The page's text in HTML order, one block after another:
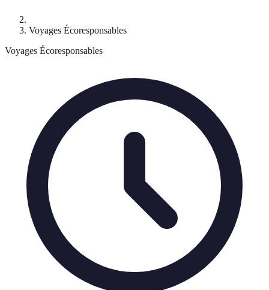
Voyages Écoresponsables
Voyages Écoresponsables